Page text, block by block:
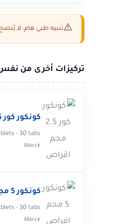
تنبيه طبي هام: لا
تركيزات أخرى من نفس
كونكور كور 2.5 مجم اقراص - 30 قرص
- 30 tabs
Merck
كونكور 5 مجم اقراص - 30 قرص
- 30 tabs
Merck